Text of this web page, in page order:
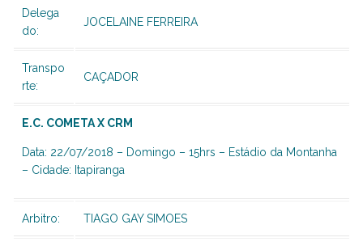
Delega
do:
JOCELAINE FERREIRA
Transpo
rte:
CAÇADOR
E.C. COMETA X CRM
Data: 22/07/2018 – Domingo – 15hrs – Estádio da Montanha
– Cidade: Itapiranga
Arbitro: TIAGO GAY SIMOES